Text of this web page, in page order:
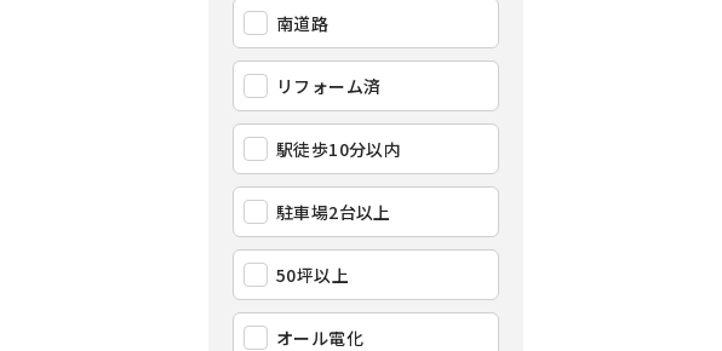
南道路
リフォーム済
駅徒歩10分以内
駐車場2台以上
50坪以上
オール電化